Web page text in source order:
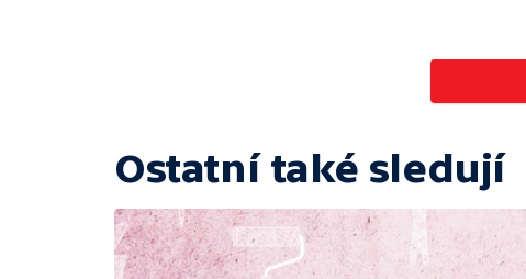
Ostatní také sledují